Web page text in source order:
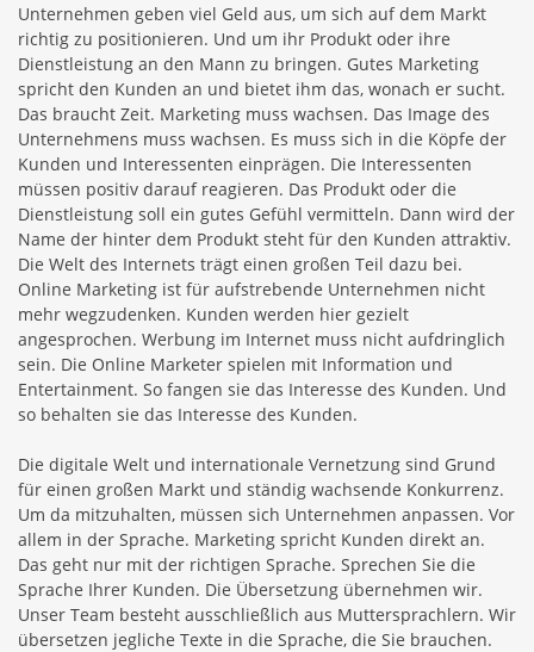
Unternehmen geben viel Geld aus, um sich auf dem Markt
richtig zu positionieren. Und um ihr Produkt oder ihre
Dienstleistung an den Mann zu bringen. Gutes Marketing
spricht den Kunden an und bietet ihm das, wonach er sucht.
Das braucht Zeit. Marketing muss wachsen. Das Image des
Unternehmens muss wachsen. Es muss sich in die Köpfe der
Kunden und Interessenten einprägen. Die Interessenten
müssen positiv darauf reagieren. Das Produkt oder die
Dienstleistung soll ein gutes Gefühl vermitteln. Dann wird der
Name der hinter dem Produkt steht für den Kunden attraktiv.
Die Welt des Internets trägt einen großen Teil dazu bei.
Online Marketing ist für aufstrebende Unternehmen nicht
mehr wegzudenken. Kunden werden hier gezielt
angesprochen. Werbung im Internet muss nicht aufdringlich
sein. Die Online Marketer spielen mit Information und
Entertainment. So fangen sie das Interesse des Kunden. Und
so behalten sie das Interesse des Kunden.
Die digitale Welt und internationale Vernetzung sind Grund
für einen großen Markt und ständig wachsende Konkurrenz.
Um da mitzuhalten, müssen sich Unternehmen anpassen. Vor
allem in der Sprache. Marketing spricht Kunden direkt an.
Das geht nur mit der richtigen Sprache. Sprechen Sie die
Sprache Ihrer Kunden. Die Übersetzung übernehmen wir.
Unser Team besteht ausschließlich aus Muttersprachlern. Wir
übersetzen jegliche Texte in die Sprache, die Sie brauchen.